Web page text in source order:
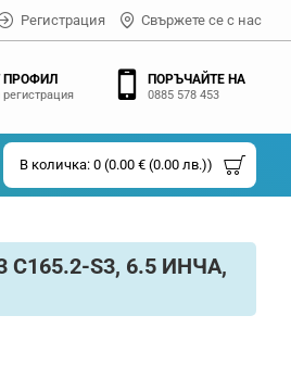
Регистрация Свържете се с нас
ПРОФИЛ
регистрация
ПОРЪЧАЙТЕ НА
0885 578 453
В количка: 0 (0.00 € (0.00 лв.))
S3, 6.5 ИНЧА,